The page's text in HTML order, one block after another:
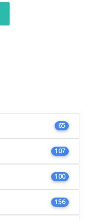
65
107
100
156